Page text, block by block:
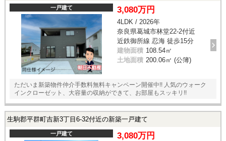
一戸建て 3,080万円
4LDK / 2026年
奈良県葛城市林堂22-2付近
近鉄御所線 忍海 徒歩15分
建物面積 108.54㎡
土地面積 200.06㎡ (公簿)
ただいま新築物件仲介手数料無料キャンペーン開催中!! 人気のウォーク
インクローゼット、大容量の収納ができて、お部屋もスッキリ!!
生駒郡平群町吉新3丁目6-32付近の新築一戸建て
一戸建て 3,080万円